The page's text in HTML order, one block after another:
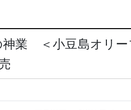
業 ＜小豆島オリー